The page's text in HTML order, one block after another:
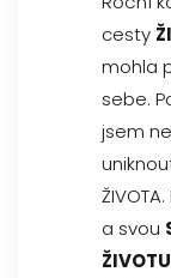
cesty
mohla
sebe.
jsem
a svou